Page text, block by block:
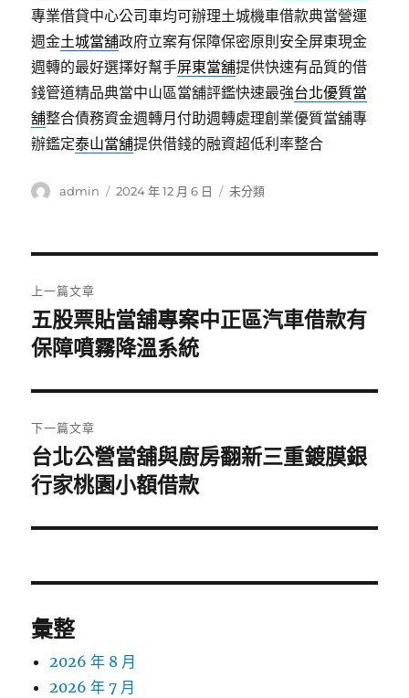
專業借貸中心公司車均可辦理土城機車借款典當營運
週金土城當舖政府立案有保障保密原則安全屏東現金
週轉的最好選擇好幫手屏東當舖提供快速有品質的借
錢管道精品典當中山區當舖評鑑快速最強台北優質當
舖整合債務資金週轉月付助週轉處理創業優質當舖專
辦鑑定泰山當舖提供借錢的融資超低利率整合
作
admin
發
2024 年 12 月 6 日
分
未分類
章
導
覽
上一篇文章
上
一
文
章:
五股票貼當舖專案中正區汽車借款有
保障噴霧降溫系統
下一篇文章
下
一
文
台北公營當舖與廚房翻新三重鍍膜銀
行家桃園小額借款
彙整
2026 年 8 月
2026 年 7 月